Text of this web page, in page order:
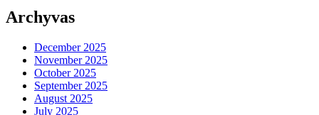
Archyvas
December 2025
November 2025
October 2025
September 2025
August 2025
July 2025